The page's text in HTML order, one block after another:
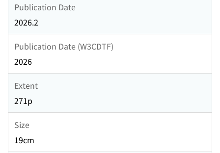
Publication Date
2026.2
Publication Date (W3CDTF)
2026
Extent
271p
Size
19cm